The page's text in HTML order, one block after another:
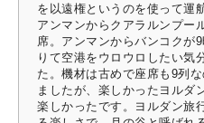
を以遠権というのを使って運
アンマンからクアラルンプー
席。アンマンからバンコクが
りて空港をウロウロしたい気
た。機材は古めで座席も9列
ましたが、楽しかったヨルダ
楽しかったです。ヨルダン旅